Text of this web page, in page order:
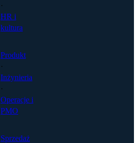
·
HR i
kultura
Produkt
·
Inżynieria
·
Operacje i
PMO
Sprzedaż